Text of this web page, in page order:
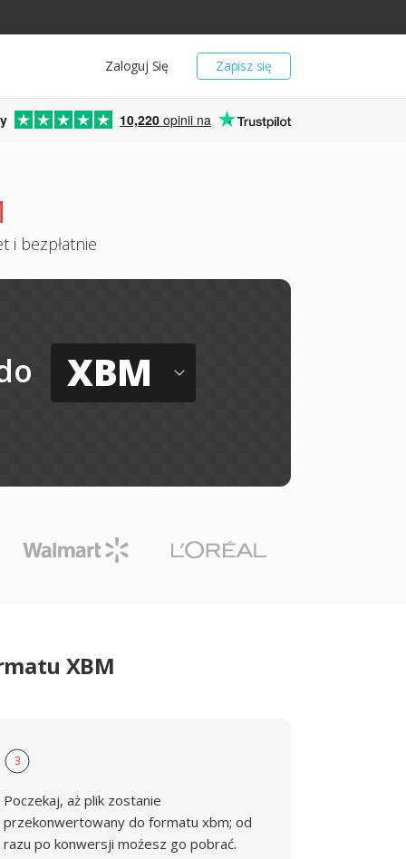
Zapisz się
Zaloguj Się
10,220 opinii na
i bezpłatnie
XBM
XBM
3
Poczekaj, aż plik zostanie
przekonwertowany do formatu xbm; od
razu po konwersji możesz go pobrać.